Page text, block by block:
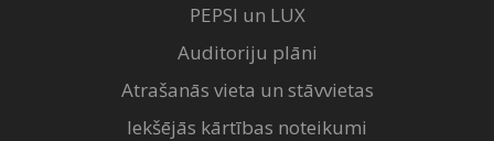
PEPSI un LUX
Auditoriju plāni
Atrašanās vieta un stāvvietas
Iekšējās kārtības noteikumi